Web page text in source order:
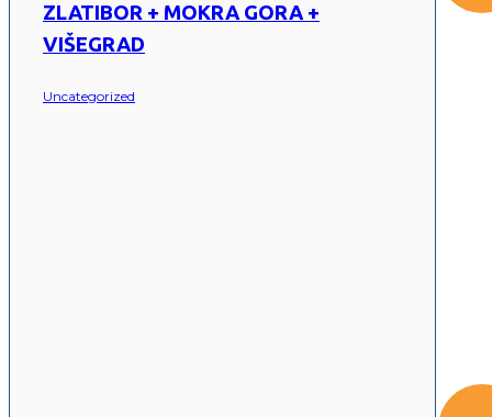
ZLATIBOR + MOKRA GORA +
VIŠEGRAD
Uncategorized